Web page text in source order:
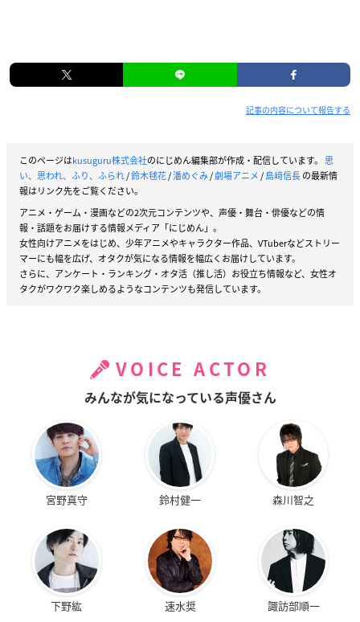
記事の内容について報告する
このページはkusuguru株式会社のにじめん編集部が作成・配信しています。 思
い、思われ、ふり、ふられ/鈴木毬花/潘めぐみ/劇場アニメ/島﨑信長の最新情
報はリンク先をご覧ください。
アニメ・ゲーム・漫画などの2次元コンテンツや、声優・舞台・俳優などの情
報・話題をお届けする情報メディア「にじめん」。
女性向けアニメをはじめ、少年アニメやキャラクター作品、VTuberなどストリー
マーにも幅を広げ、オタクが気になる情報を幅広くお届けしています。
さらに、アンケート・ランキング・オタ活（推し活）お役立ち情報など、女性オ
タクがワクワク楽しめるようなコンテンツも発信しています。
VOICE ACTOR
みんなが気になっている声優さん
宮野真守 鈴村健一 森川智之
下野紘 速水奨 諏訪部順一